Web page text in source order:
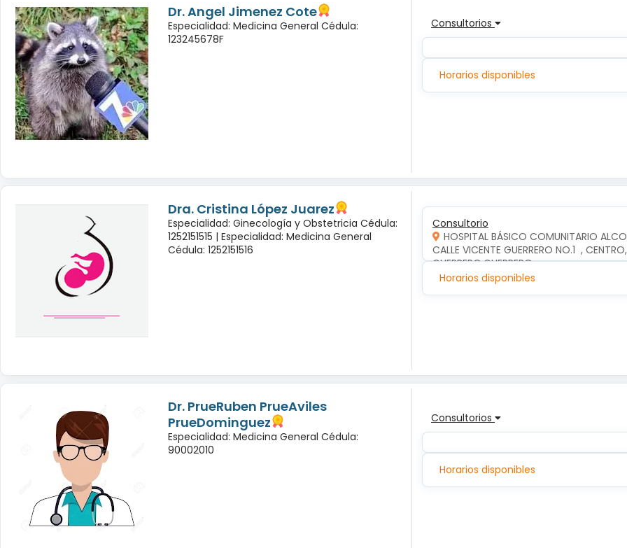
Dr. Angel Jimenez Cote
Especialidad: Medicina General Cédula:
123245678F
Consultorios
Horarios disponibles
Dra. Cristina López Juarez
Especialidad: Ginecología y Obstetricia Cédula:
1252151515 | Especialidad: Medicina General
Cédula: 1252151516
Consultorio
HOSPITAL BÁSICO COMUNITARIO
CALLE VICENTE GUERRERO NO.1  ,
GUERRERO,GUERRERO
Horarios disponibles
Dr. PrueRuben PrueAviles
PrueDominguez
Especialidad: Medicina General Cédula:
90002010
Consultorios
Horarios disponibles